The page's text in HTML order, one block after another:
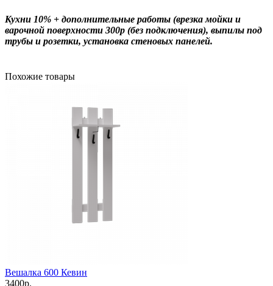
Кухни 10% + дополнительные работы (врезка мойки и
варочной поверхности 300р (без подключения), выпилы под
трубы и розетки, установка стеновых панелей.
Похожие товары
Вешалка 600 Кевин
3400р.